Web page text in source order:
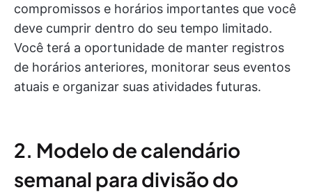
compromissos e horários importantes que você
deve cumprir dentro do seu tempo limitado.
Você terá a oportunidade de manter registros
de horários anteriores, monitorar seus eventos
atuais e organizar suas atividades futuras.
2. Modelo de calendário
semanal para divisão do